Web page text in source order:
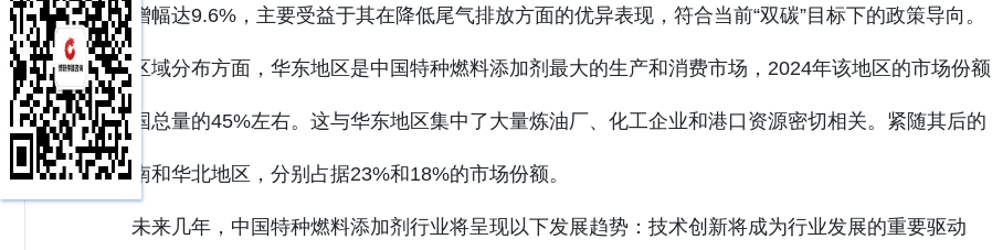
同比增幅达9.6%，主要受益于其在降低尾气排放方面的优异表现，符合当前“双碳”目标下的政策导向。
区域分布方面，华东地区是中国特种燃料添加剂最大的生产和消费市场，2024年该地区的市场份额
占全国总量的45%左右。这与华东地区集中了大量炼油厂、化工企业和港口资源密切相关。紧随其后的
是华南和华北地区，分别占据23%和18%的市场份额。
未来几年，中国特种燃料添加剂行业将呈现以下发展趋势：技术创新将成为行业发展的重要驱动